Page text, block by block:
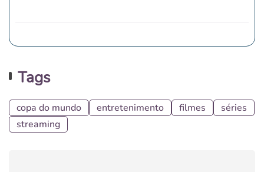
Tags
copa do mundo entretenimento filmes
séries
streaming